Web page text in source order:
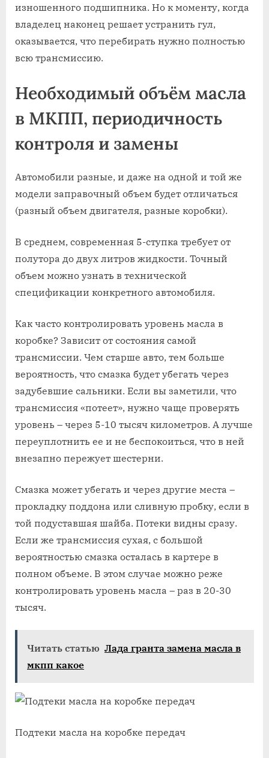
изношенного подшипника. Но к моменту, когда
владелец наконец решает устранить гул,
оказывается, что перебирать нужно полностью
всю трансмиссию.
Необходимый объём масла
в МКПП, периодичность
контроля и замены
Автомобили разные, и даже на одной и той же
модели заправочный объем будет отличаться
(разный объем двигателя, разные коробки).
В среднем, современная 5-ступка требует от
полутора до двух литров жидкости. Точный
объем можно узнать в технической
спецификации конкретного автомобиля.
Как часто контролировать уровень масла в
коробке? Зависит от состояния самой
трансмиссии. Чем старше авто, тем больше
вероятность, что смазка будет убегать через
задубевшие сальники. Если вы заметили, что
трансмиссия «потеет», нужно чаще проверять
уровень – через 5-10 тысяч километров. А лучше
переуплотнить ее и не беспокоиться, что в ней
внезапно пережует шестерни.
Смазка может убегать и через другие места –
прокладку поддона или сливную пробку, если в
той подуставшая шайба. Потеки видны сразу.
Если же трансмиссия сухая, с большой
вероятностью смазка осталась в картере в
полном объеме. В этом случае можно реже
контролировать уровень масла – раз в 20-30
тысяч.
Читать статью Лада гранта замена масла в
мкпп какое
Подтеки масла на коробке передач